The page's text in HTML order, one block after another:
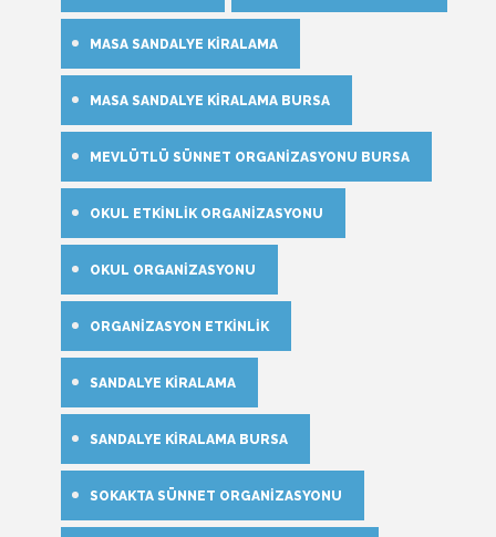
MASA SANDALYE KIRALAMA
MASA SANDALYE KIRALAMA BURSA
MEVLÜTLÜ SÜNNET ORGANIZASYONU BURSA
OKUL ETKINLIK ORGANIZASYONU
OKUL ORGANIZASYONU
ORGANIZASYON ETKINLIK
SANDALYE KIRALAMA
SANDALYE KIRALAMA BURSA
SOKAKTA SÜNNET ORGANIZASYONU